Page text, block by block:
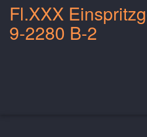
Fl.XXX
9-2280 B-2